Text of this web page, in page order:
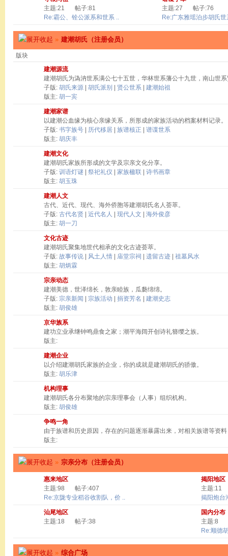
主题:21
帖子:81
Re:霸公、铨公派系和世系 ..
主题:27
帖子:76
Re:广东雅瑶泊步胡氏世
» 建潮胡氏（注册会员）
版块
建潮源流
建潮胡氏为溈汭世系满公七十五世，华林世系藩公十九世，南山世
子版: 胡氏来源 胡氏派别 贤公世系
建潮始祖
版主: 胡一宾
建潮家谱
以建潮公血缘为核心亲缘关系，所形成的家族活动的档案材料记录。
子版: 书字族号 历代移居 族谱核正
谱谍世系
版主: 胡庆丰
建潮文化
建潮胡氏家族所形成的文学及宗亲文化分享。
子版: 训语灯谜 祭祀礼仪 家族楹联
诗书画章
版主: 胡玉珠
建潮人文
古代、近代、现代、海外侨胞等建潮胡氏名人荟萃。
子版: 古代名贤 近代名人 现代人文
海外俊彦
版主: 胡一刀
文化古迹
建潮胡氏聚集地世代相承的文化古迹荟萃。
子版: 故事传说 风土人情 庙堂宗祠 遗留古迹
祖墓风水
版主: 胡炳霖
宗亲动态
建潮美德，世泽绵长，敦亲睦族，瓜瓞绵绵。
子版: 宗亲新闻 宗族活动 捐资芳名
建潮史志
版主: 胡俊雄
京华族系
建功立业承继钟鸣鼎食之家；潮平海阔开创诗礼簪缨之族。
版主:
建潮企业
以介绍建潮胡氏家族的企业，你的成就是建潮胡氏的骄傲。
版主: 胡乐津
机构理事
建潮胡氏各分布聚地的宗亲理事会（人事）组织机构。
版主: 胡俊雄
争鸣一角
由于族谱和历史原因，存在的问题逐渐暴露出来，对相关族谱等资
版主:
» 宗亲分布（注册会员）
惠来地区
主题:98
帖子:407
Re:京陇专业稻谷收割队，价 ..
揭阳地区
主题:11
揭阳炮台
汕尾地区
主题:18
帖子:38
国内分布
主题:8
Re:顺德
» 综合广场